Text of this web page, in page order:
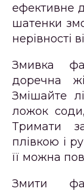
ефективне
шатенки
нерівності
Змивка
доречна
Змішайте
ложок соди,
Тримати
плівкою і
її можна
Змити